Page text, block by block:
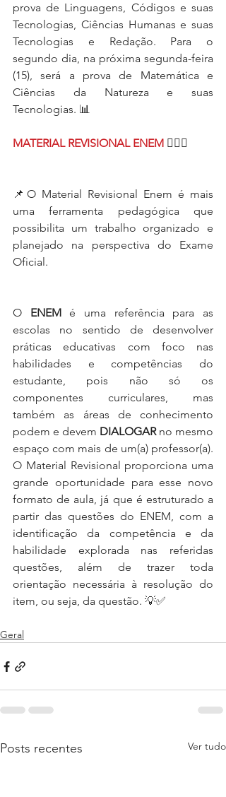
prova de Linguagens, Códigos e suas
Tecnologias, Ciências Humanas e suas
Tecnologias e Redação. Para o
segundo dia, na próxima segunda-feira
(15), será a prova de Matemática e
Ciências da Natureza e suas
Tecnologias. 📊
MATERIAL REVISIONAL ENEM 👇🏼📘
📌O Material Revisional Enem é mais
uma ferramenta pedagógica que
possibilita um trabalho organizado e
planejado na perspectiva do Exame
Oficial.
O ENEM é uma referência para as
escolas no sentido de desenvolver
práticas educativas com foco nas
habilidades e competências do
estudante, pois não só os
componentes curriculares, mas
também as áreas de conhecimento
podem e devem DIALOGAR no mesmo
espaço com mais de um(a) professor(a).
O Material Revisional proporciona uma
grande oportunidade para esse novo
formato de aula, já que é estruturado a
partir das questões do ENEM, com a
identificação da competência e da
habilidade explorada nas referidas
questões, além de trazer toda
orientação necessária à resolução do
item, ou seja, da questão. 💡✅
Geral
Posts recentes Ver tudo